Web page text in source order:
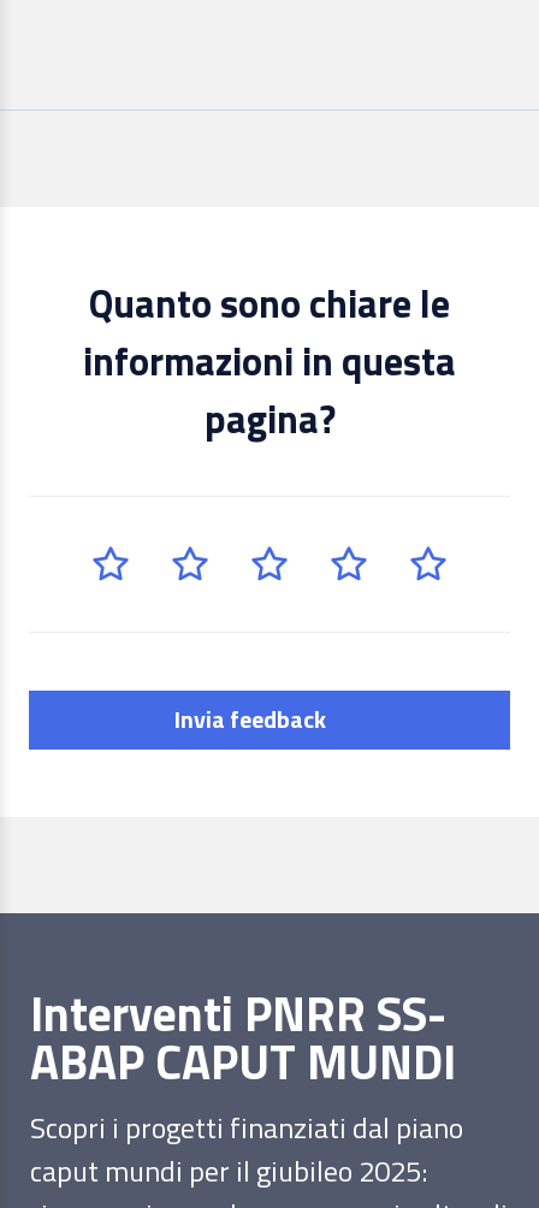
Quanto sono chiare le
informazioni in questa
pagina?
Invia feedback
Interventi PNRR SS-
ABAP CAPUT MUNDI
Scopri i progetti finanziati dal piano
caput mundi per il giubileo 2025: